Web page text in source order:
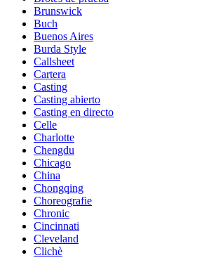
Brunswick
Buch
Buenos Aires
Burda Style
Callsheet
Cartera
Casting
Casting abierto
Casting en directo
Celle
Charlotte
Chengdu
Chicago
China
Chongqing
Choreografie
Chronic
Cincinnati
Cleveland
Clichè